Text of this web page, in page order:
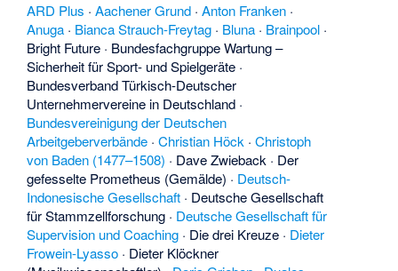
ARD Plus ·Aachener Grund ·Anton Franken ·
Anuga · Bianca Strauch-Freytag · Bluna · Brainpool ·
Bright Future · Bundesfachgruppe Wartung –
Sicherheit für Sport- und Spielgeräte ·
Bundesverband Türkisch-Deutscher
Unternehmervereine in Deutschland ·
Bundesvereinigung der Deutschen
Arbeitgeberverbände ·Christian Höck ·Christoph
von Baden (1477–1508) · Dave Zwieback · Der
gefesselte Prometheus (Gemälde) · Deutsch-
Indonesische Gesellschaft · Deutsche Gesellschaft
für Stammzellforschung · Deutsche Gesellschaft für
Supervision und Coaching · Die drei Kreuze · Dieter
Frowein-Lyasso · Dieter Klöckner